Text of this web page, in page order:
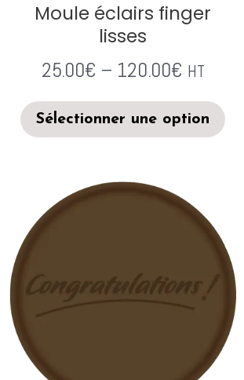
Moule éclairs finger
lisses
25.00€ – 120.00€ HT
Sélectionner une option